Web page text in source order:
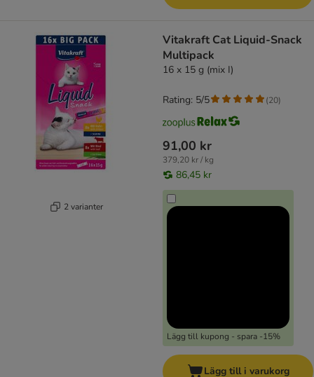
2 varianter
Vitakraft Cat Liquid-Snack
Multipack
16 x 15 g (mix I)
91,00 kr
379,20 kr / kg
86,45 kr
Lägg till kupong - spara -15%
Rating: 5/5 (20)
Lägg till i varukorg